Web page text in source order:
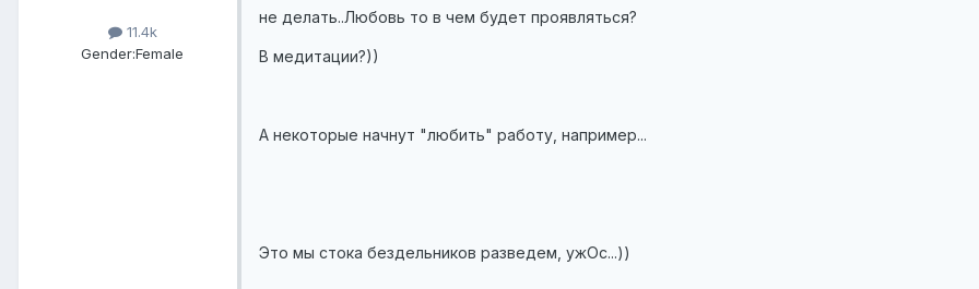
11.4k
Gender:Female
не делать..Любовь то в чем будет проявляться?
В медитации?))
А некоторые начнут "любить" работу, например...
Это мы стока бездельников разведем, ужОс...))